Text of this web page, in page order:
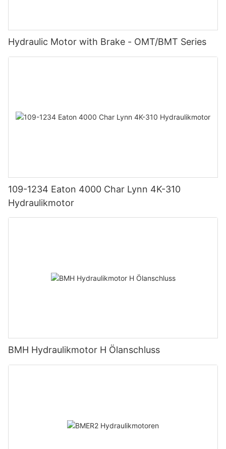
Hydraulic Motor with Brake - OMT/BMT Series
109-1234 Eaton 4000 Char Lynn 4K-310
Hydraulikmotor
BMH Hydraulikmotor H Ölanschluss